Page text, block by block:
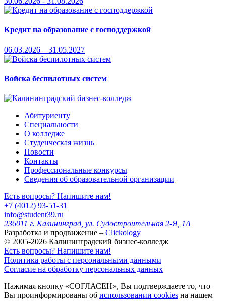
Кредит на образование с господдержкой
06.03.2026 – 31.05.2027
Войска беспилотных систем
Абитуриенту
Специальности
О колледже
Студенческая жизнь
Новости
Контакты
Профессиональные конкурсы
Сведения об образовательной организации
Есть вопросы? Напишите нам!
+7 (4012) 93-51-31
info@student39.ru
236011 г. Калининград, ул. Судостроительная 2-Я, 1А
Разработка и продвижение – Clickology
© 2005-2026 Калининградский бизнес-колледж
Есть вопросы? Напишите нам!
Политика работы с персональными данными
Согласие на обработку персональных данных
Нажимая кнопку «СОГЛАСЕН», Вы подтверждаете то, что
Вы проинформированы об использовании cookies на нашем